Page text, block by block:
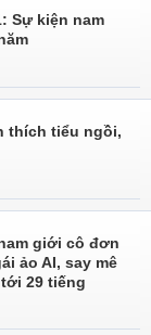
Sự kiện nam
thích tiểu ngồi,
giới cô đơn
ảo AI, say mê
29 tiếng